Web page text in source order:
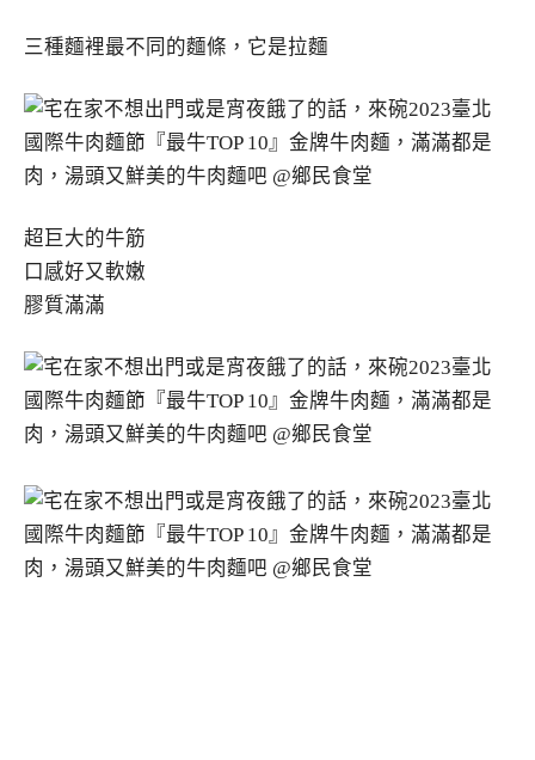
三種麵裡最不同的麵條，它是拉麵
超巨大的牛筋
口感好又軟嫩
膠質滿滿